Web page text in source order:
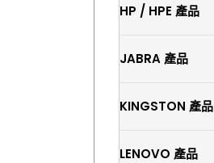
HP / HPE 產品
JABRA 產品
KINGSTON 產品
LENOVO 產品